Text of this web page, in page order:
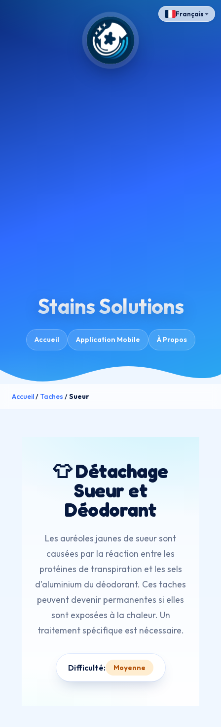
Français
Stains Solutions
Accueil Application Mobile À Propos
Accueil/ Taches /Sueur
👕 Détachage
Sueur et
Déodorant
Les auréoles jaunes de sueur sont
causées par la réaction entre les
protéines de transpiration et les sels
d'aluminium du déodorant. Ces taches
peuvent devenir permanentes si elles
sont exposées à la chaleur. Un
traitement spécifique est nécessaire.
Difficulté: Moyenne